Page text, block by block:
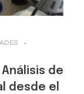
Análisis de
desde el